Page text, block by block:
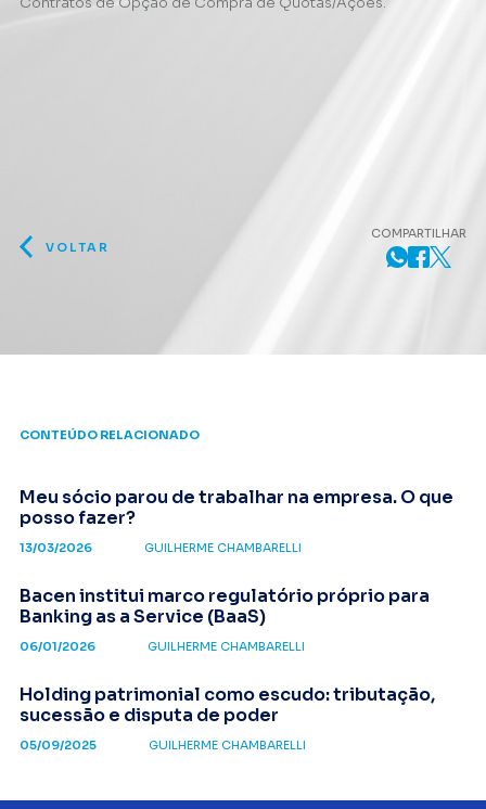
VOLTAR
COMPARTILHAR
CONTEÚDO RELACIONADO
Meu sócio parou de trabalhar na empresa. O que
posso fazer?
13/03/2026 GUILHERME CHAMBARELLI
Bacen institui marco regulatório próprio para
Banking as a Service (BaaS)
06/01/2026 GUILHERME CHAMBARELLI
Holding patrimonial como escudo: tributação,
sucessão e disputa de poder
05/09/2025 GUILHERME CHAMBARELLI